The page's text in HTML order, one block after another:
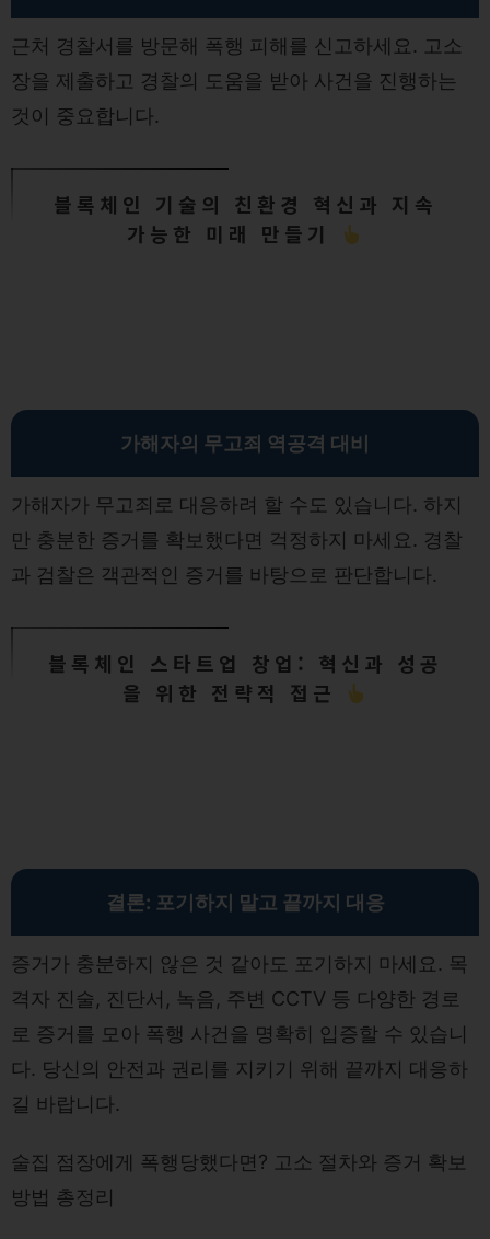
근처 경찰서를 방문해 폭행 피해를 신고하세요. 고소
장을 제출하고 경찰의 도움을 받아 사건을 진행하는
것이 중요합니다.
블록체인 기술의 친환경 혁신과 지속
가능한 미래 만들기
가해자의 무고죄 역공격 대비
가해자가 무고죄로 대응하려 할 수도 있습니다. 하지
만 충분한 증거를 확보했다면 걱정하지 마세요. 경찰
과 검찰은 객관적인 증거를 바탕으로 판단합니다.
블록체인 스타트업 창업: 혁신과 성공
을 위한 전략적 접근
결론: 포기하지 말고 끝까지 대응
증거가 충분하지 않은 것 같아도 포기하지 마세요. 목
격자 진술, 진단서, 녹음, 주변 CCTV 등 다양한 경로
로 증거를 모아 폭행 사건을 명확히 입증할 수 있습니
다. 당신의 안전과 권리를 지키기 위해 끝까지 대응하
길 바랍니다.
술집 점장에게 폭행당했다면? 고소 절차와 증거 확보
방법 총정리